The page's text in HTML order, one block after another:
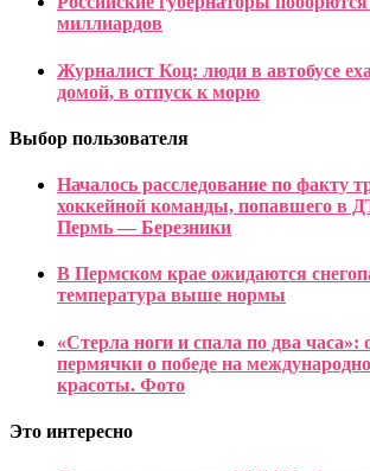
миллиардов
Журналист Коц: люди в автобусе
домой, в отпуск к морю
Выбор пользователя
Началось расследование по факту
хоккейной команды, попавшего в
Пермь — Березники
В Пермском крае ожидаются
температура выше нормы
«Стерла ноги и спала по два часа»:
пермячки о победе на
красоты. Фото
Это интересно